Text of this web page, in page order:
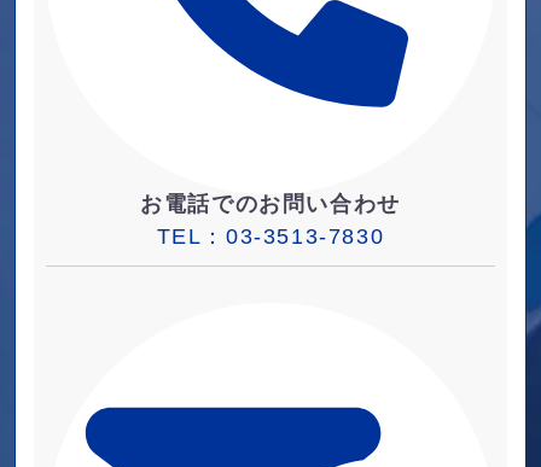
お電話でのお問い合わせ
TEL：03-3513-7830